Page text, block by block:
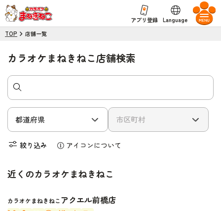
アプリ登録
Language
TOP
店舗一覧
カラオケまねきねこ店舗検索
絞り込み アイコンについて
近くのカラオケまねきねこ
カラオケまねきねこアクエル前橋店